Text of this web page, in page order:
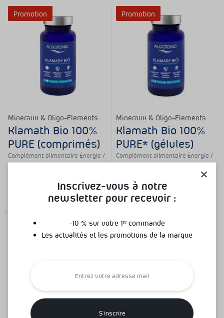
Promotion
Mineraux & Oligo-Elements
Klamath Bio 100%
PURE (comprimés)
Complément alimentaire Énergie /
Fatigue
52,43€
Promotion
Mineraux & Oligo-Elements
Klamath Bio 100%
PURE* (gélules)
Complément alimentaire Énergie /
Fatigue
20,93 € –48,93
Promotion
Inscrivez-vous à notre
newsletter pour recevoir :
-10 % sur votre 1ʳᵉ commande
Les actualités et les promotions de la marque